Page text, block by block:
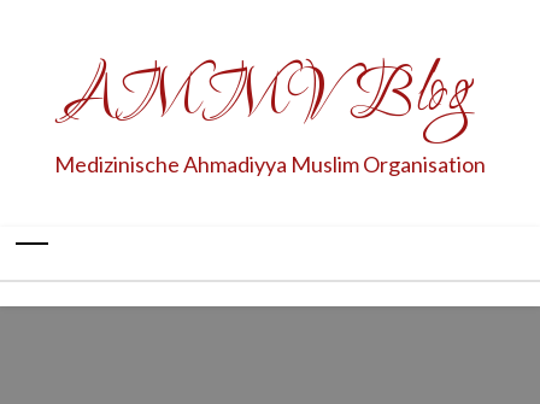
AMMV Blog
Medizinische Ahmadiyya Muslim Organisation